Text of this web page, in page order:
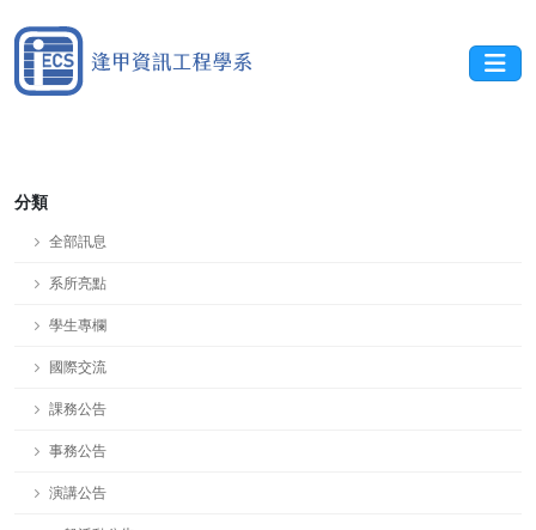
分類
全部訊息
系所亮點
學生專欄
國際交流
課務公告
事務公告
演講公告